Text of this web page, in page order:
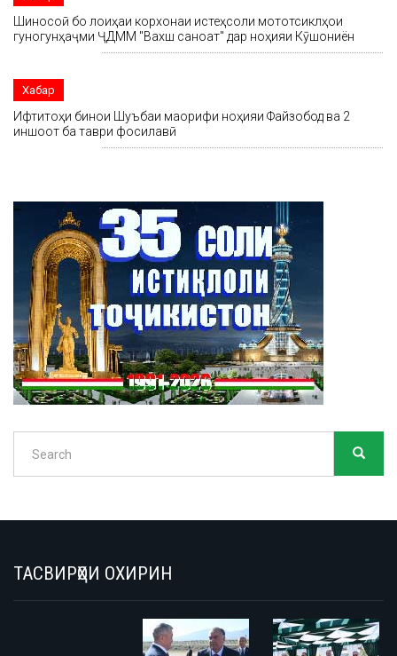
Шиносоӣ бо лоиҳаи корхонаи истеҳсоли мототсиклҳои
гуногунҳаҷми ҶДММ "Вахш саноат" дар ноҳияи Кӯшониён
Хабар
Ифтитоҳи бинои Шуъбаи маорифи ноҳияи Файзобод ва 2
иншоот ба таври фосилавӣ
Search
ТАСВИРҲОИ ОХИРИН